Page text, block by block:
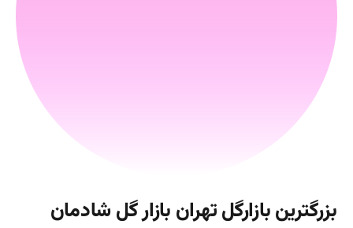
بزرگترین بازارگل تهران بازار گل شادمان